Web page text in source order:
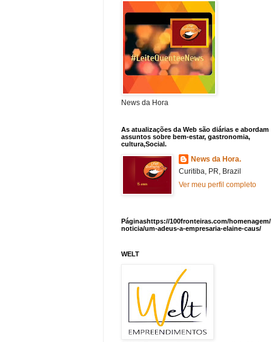
News da Hora
As atualizações da Web são diárias e abordam
assuntos sobre bem-estar, gastronomia,
cultura,Social.
News da Hora.
Curitiba, PR, Brazil
Ver meu perfil completo
Páginashttps://100fronteiras.com/homenagem/
noticia/um-adeus-a-empresaria-elaine-caus/
WELT